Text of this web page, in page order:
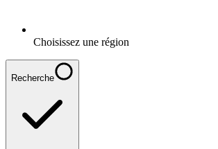
Choisissez une région
Recherche